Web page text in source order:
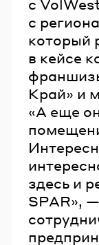
с
с
который
в кейсе
Край» и
«А еще
здесь и
SPAR»,